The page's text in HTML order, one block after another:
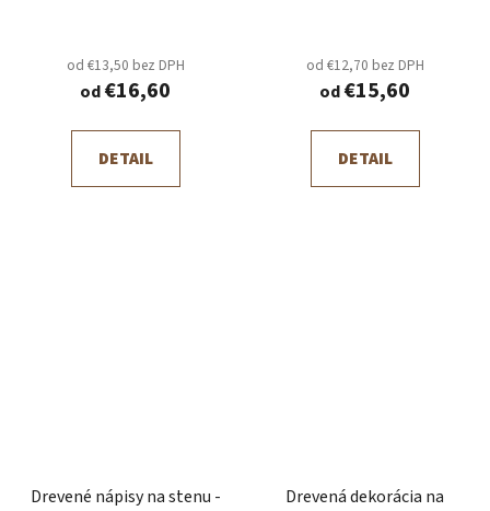
od €13,50 bez DPH
od€16,60
DETAIL
od €12,70 bez DPH
od€15,60
DETAIL
Drevené nápisy na stenu -
Drevená dekorácia na